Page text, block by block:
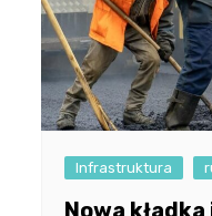
Infrastruktura
Nowa